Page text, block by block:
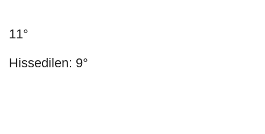
11°
Hissedilen: 9°